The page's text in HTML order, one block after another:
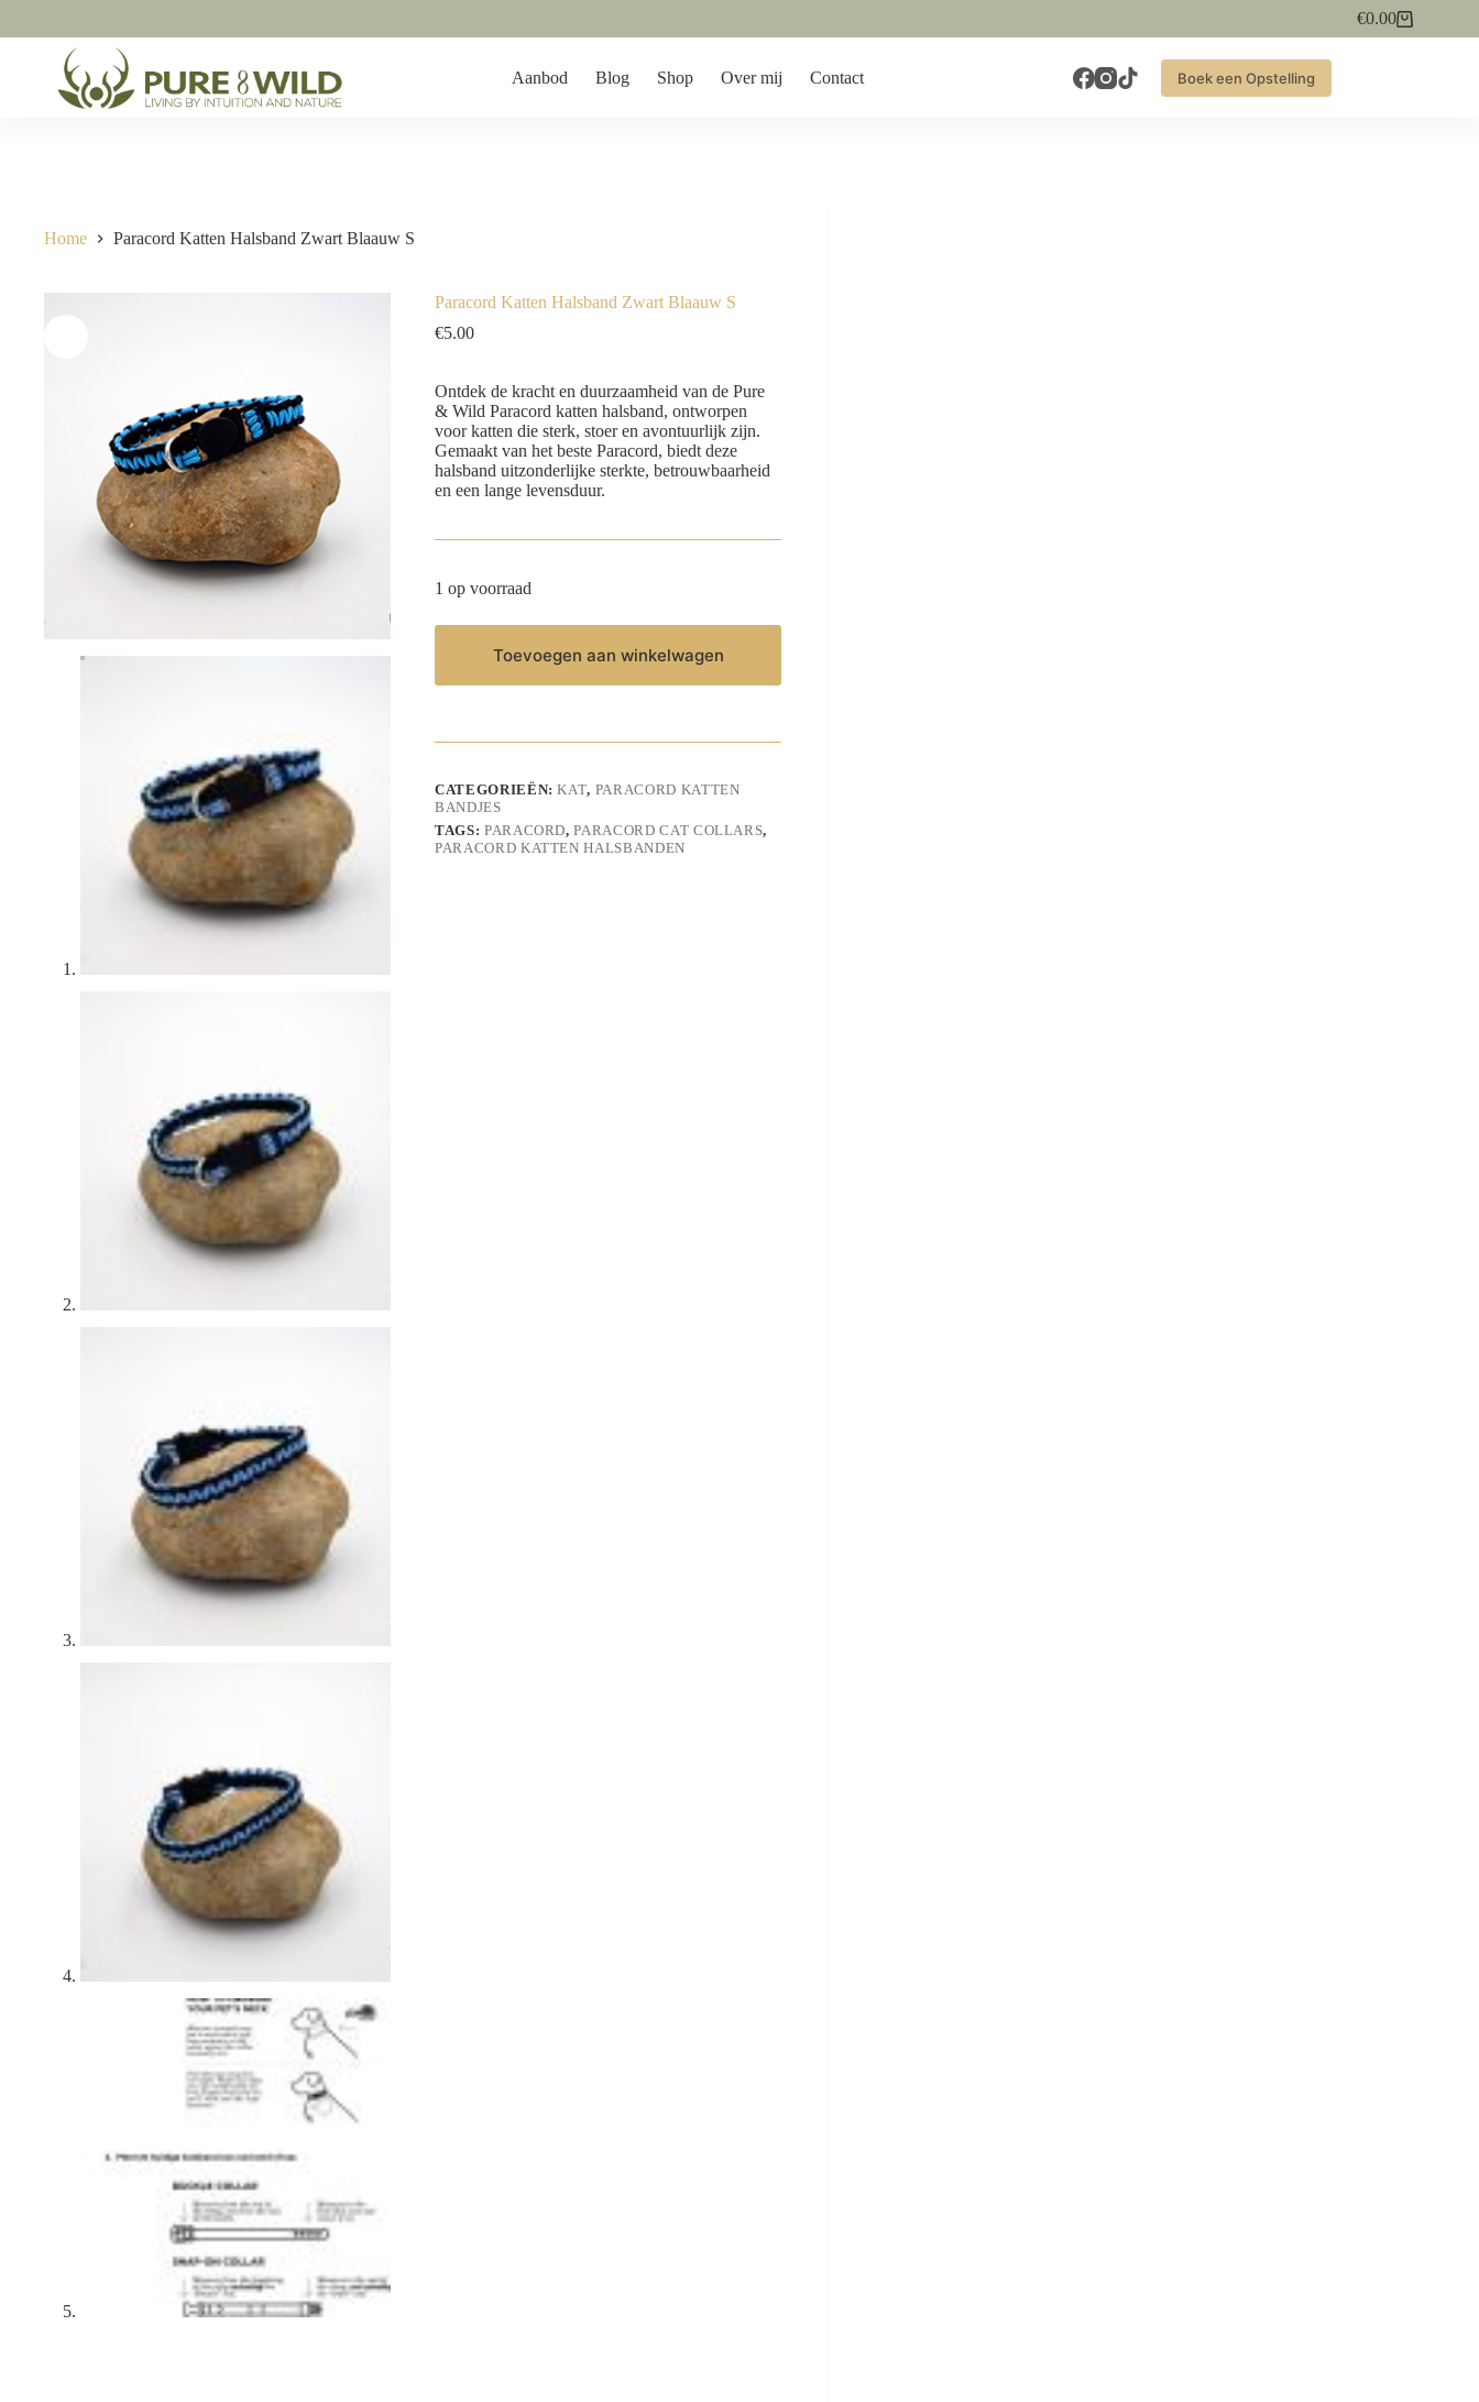
Winkelwagen
€0.00
Aanbod Blog Shop Over mij Contact Boek een Opstelling
Home Paracord Katten Halsband Zwart Blaauw S
Paracord Katten Halsband Zwart Blaauw S
€5.00
Ontdek de kracht en duurzaamheid van de Pure
& Wild Paracord katten halsband, ontworpen
voor katten die sterk, stoer en avontuurlijk zijn.
Gemaakt van het beste Paracord, biedt deze
halsband uitzonderlijke sterkte, betrouwbaarheid
en een lange levensduur.
1 op voorraad
Toevoegen aan winkelwagen
CATEGORIEËN:KAT, PARACORD KATTEN
BANDJES
TAGS: PARACORD,PARACORD CAT COLLARS,
PARACORD KATTEN HALSBANDEN